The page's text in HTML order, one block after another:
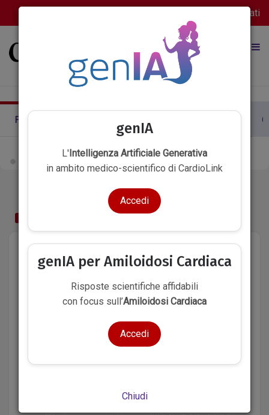
Registrati
FOCUS ON
La malattia diabetica è anche associata ad
un elevato rischio di sviluppare
Fibrillazione Atriale e le sue conseguenze
cerebrovascolari di tipo cardioembolico.
Quando FA e diabete coesistono, aumenta
in maniera consistente il rischio di morte
cardioembolico del paziente diabetico
genIA
L'Intelligenza Artificiale Generativa
in ambito medico-scientifico di CardioLink
Accedi
genIA per Amiloidosi Cardiaca
Risposte scientifiche affidabili
con focus sull’Amiloidosi Cardiaca
Accedi
Chiudi